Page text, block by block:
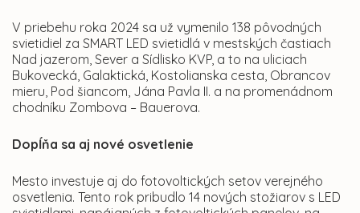
V priebehu roka 2024 sa už vymenilo 138 pôvodných
svietidiel za SMART LED svietidlá v mestských častiach
Nad jazerom, Sever a Sídlisko KVP, a to na uliciach
Bukovecká, Galaktická, Kostolianska cesta, Obrancov
mieru, Pod šiancom, Jána Pavla II. a na promenádnom
chodníku Zombova – Bauerova.
Dopĺňa sa aj nové osvetlenie
Mesto investuje aj do fotovoltických setov verejného
osvetlenia. Tento rok pribudlo 14 nových stožiarov s LED